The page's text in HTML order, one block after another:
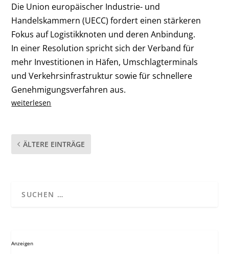
Die Union europäischer Industrie- und
Handelskammern (UECC) fordert einen stärkeren
Fokus auf Logistikknoten und deren Anbindung.
In einer Resolution spricht sich der Verband für
mehr Investitionen in Häfen, Umschlagterminals
und Verkehrsinfrastruktur sowie für schnellere
Genehmigungsverfahren aus.
weiterlesen
ÄLTERE EINTRÄGE
Anzeigen